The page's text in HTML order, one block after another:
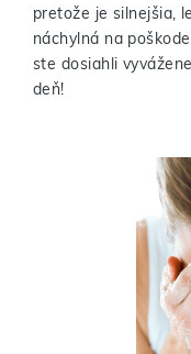
pretože je silnejšia,
náchylná na
ste dosiahli
deň!